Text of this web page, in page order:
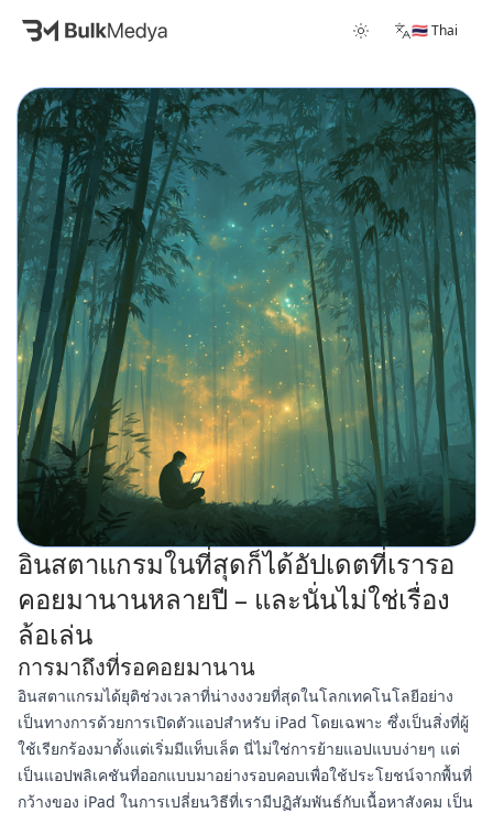
🇹🇭 Thai
อินสตาแกรมในที่สุดก็ได้อัปเดตที่เรารอ
คอยมานานหลายปี – และนั่นไม่ใช่เรื่อง
ล้อเล่น
การมาถึงที่รอคอยมานาน
อินสตาแกรมได้ยุติช่วงเวลาที่น่างงงวยที่สุดในโลกเทคโนโลยีอย่าง
เป็นทางการด้วยการเปิดตัวแอปสำหรับ iPad โดยเฉพาะ ซึ่งเป็นสิ่งที่ผู้
ใช้เรียกร้องมาตั้งแต่เริ่มมีแท็บเล็ต นี่ไม่ใช่การย้ายแอปแบบง่ายๆ แต่
เป็นแอปพลิเคชันที่ออกแบบมาอย่างรอบคอบเพื่อใช้ประโยชน์จากพื้นที่
กว้างของ iPad ในการเปลี่ยนวิธีที่เรามีปฏิสัมพันธ์กับเนื้อหาสังคม เป็น